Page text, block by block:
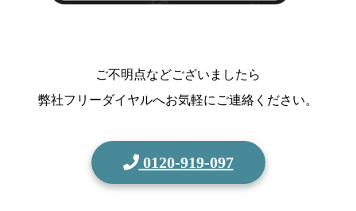
ご不明点などございましたら
弊社フリーダイヤルへお気軽にご連絡ください。
0120-919-097